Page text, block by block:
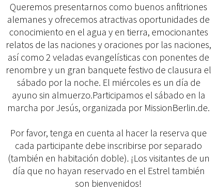
Queremos presentarnos como buenos anfitriones
alemanes y ofrecemos atractivas oportunidades de
conocimiento en el agua y en tierra, emocionantes
relatos de las naciones y oraciones por las naciones,
así como 2 veladas evangelísticas con ponentes de
renombre y un gran banquete festivo de clausura el
sábado por la noche. El miércoles es un día de
ayuno sin almuerzo.Participamos el sábado en la
marcha por Jesús, organizada por MissionBerlin.de.
Por favor, tenga en cuenta al hacer la reserva que
cada participante debe inscribirse por separado
(también en habitación doble). ¡Los visitantes de un
día que no hayan reservado en el Estrel también
son bienvenidos!